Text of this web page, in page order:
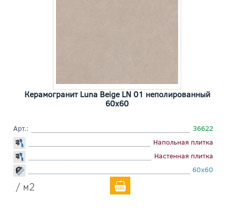
Керамогранит Luna Beige LN 01 неполированный
60x60
Арт.:
36622
Напольная плитка
Настенная плитка
60x60
/ м2